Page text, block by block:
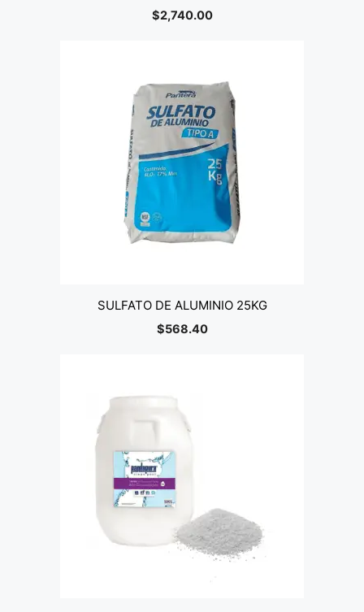
$2,740.00
SULFATO DE ALUMINIO 25KG
$568.40